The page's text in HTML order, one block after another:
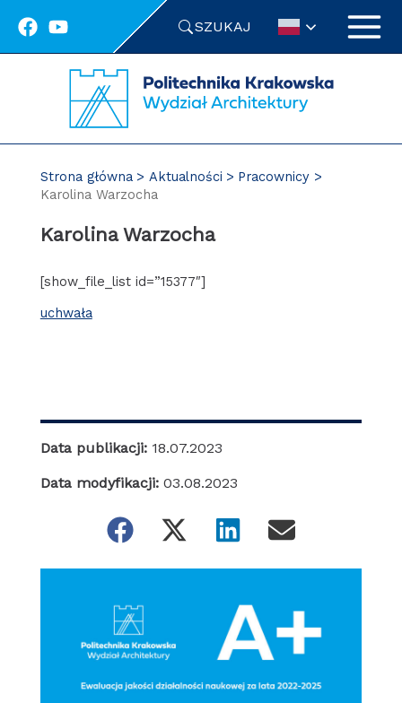
SZUKAJ
Strona główna Aktualności
Pracownicy
Karolina Warzocha
Karolina Warzocha
[show_file_list id=”15377″]
uchwała
Data publikacji: 18.07.2023
Data modyfikacji: 03.08.2023